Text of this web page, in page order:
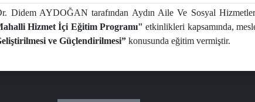
Didem AYDOĞAN tarafından Aydın Aile Ve Sosyal
Hizmet İçi Eğitim Programı" etkinlikleri kapsamında,
ve Güçlendirilmesi” konusunda eğitim vermiştir.